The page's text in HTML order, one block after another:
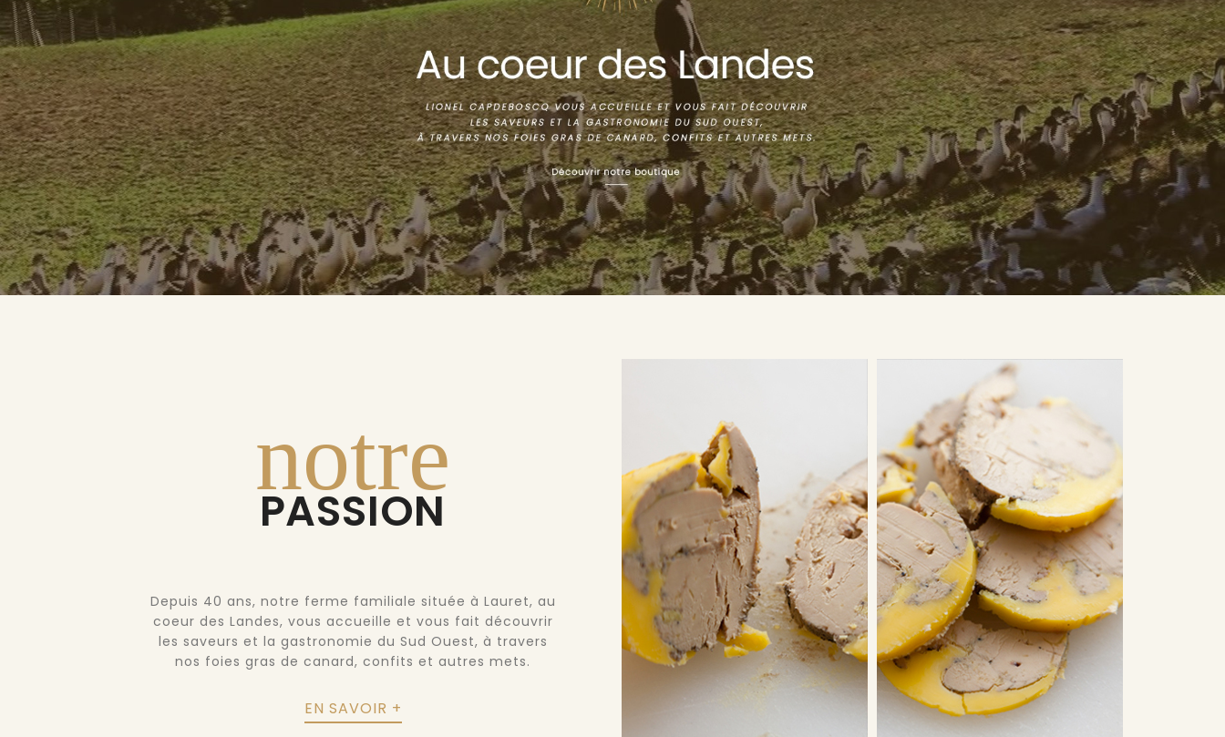
notre
PASSION
Depuis 40 ans, notre ferme familiale située à Lauret, au
coeur des Landes, vous accueille et vous fait découvrir
les saveurs et la gastronomie du Sud Ouest, à travers
nos foies gras de canard, confits et autres mets.
EN SAVOIR +